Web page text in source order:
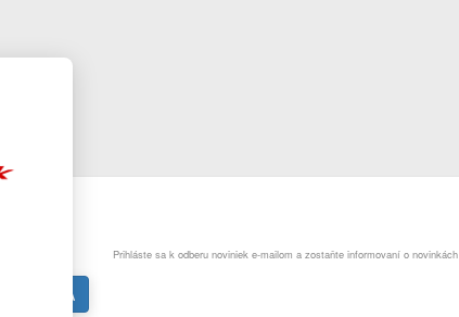
Prihláste sa k odberu noviniek e-mailom a zostaňte informovaní o